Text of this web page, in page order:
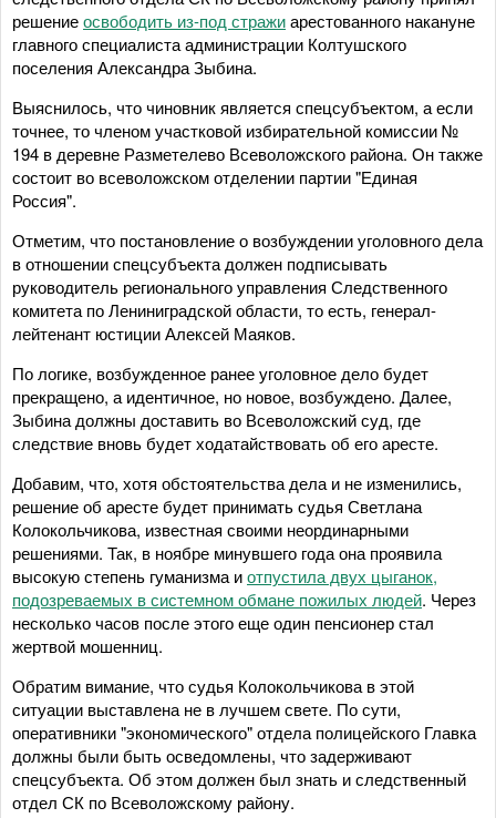
решениеосвободить из-под стражиарестованного накануне
главного специалиста администрации Колтушского
поселения Александра Зыбина.
Выяснилось, что чиновник является спецсубъектом, а если
точнее, то членом участковой избирательной комиссии №
194 в деревне Разметелево Всеволожского района. Он также
состоит во всеволожском отделении партии "Единая
Россия".
Отметим, что постановление о возбуждении уголовного дела
в отношении спецсубъекта должен подписывать
руководитель регионального управления Следственного
комитета по Лениниградской области, то есть, генерал-
лейтенант юстиции Алексей Маяков.
По логике, возбужденное ранее уголовное дело будет
прекращено, а идентичное, но новое, возбуждено. Далее,
Зыбина должны доставить во Всеволожский суд, где
следствие вновь будет ходатайствовать об его аресте.
Добавим, что, хотя обстоятельства дела и не изменились,
решение об аресте будет принимать судья Светлана
Колокольчикова, известная своими неординарными
решениями. Так, в ноябре минувшего года она проявила
высокую степень гуманизма иотпустила двух цыганок,
подозреваемых в системном обмане пожилых людей. Через
несколько часов после этого еще один пенсионер стал
жертвой мошенниц.
Обратим вимание, что судья Колокольчикова в этой
ситуации выставлена не в лучшем свете. По сути,
оперативники "экономического" отдела полицейского Главка
должны были быть осведомлены, что задерживают
спецсубъекта. Об этом должен был знать и следственный
отдел СК по Всеволожскому району.